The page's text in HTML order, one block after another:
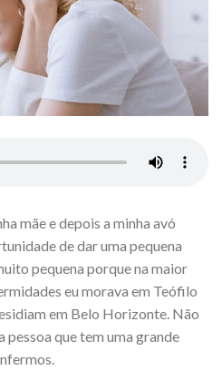
mãe e depois a minha avó
de dar uma pequena
pequena porque na maior
eu morava em Teófilo
em Belo Horizonte. Não
que tem uma grande